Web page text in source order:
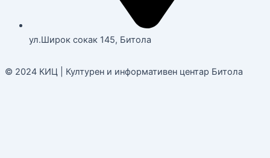
ул.Широк сокак 145, Битола
© 2024 КИЦ | Културен и информативен центар Битола